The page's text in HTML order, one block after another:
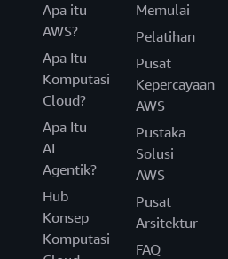
Apa itu
AWS?
Apa Itu
Komputasi
Cloud?
Apa Itu
AI
Agentik?
Hub
Konsep
Komputasi
Memulai
Pelatihan
Pusat
Kepercayaan
AWS
Pustaka
Solusi
AWS
Pusat
Arsitektur
FAQ